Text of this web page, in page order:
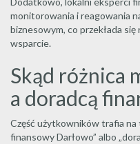
monitorowania i reagowania
biznesowym, co przekłada
wsparcie.
Skąd różnica
a doradcą
Część użytkowników trafia na
finansowy Darłowo” albo